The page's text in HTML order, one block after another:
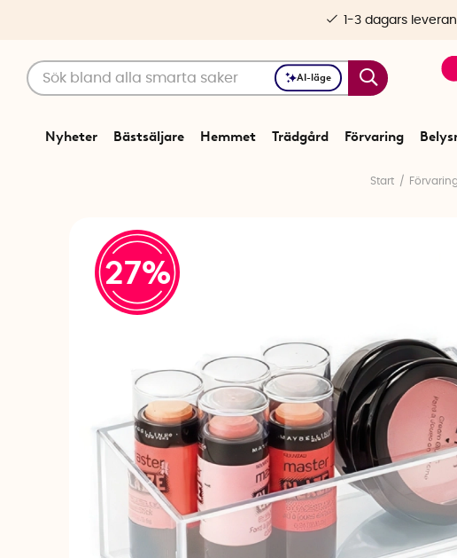
AI-läge
Nyheter Bästsäljare Hemmet Trädgård Förvaring
1-3 dagars
Start Förvaring
27